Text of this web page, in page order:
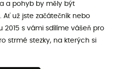
a pohyb by měly být
už jste začátečník nebo
s vámi sdílíme vášeň pro
strmé stezky, na kterých si